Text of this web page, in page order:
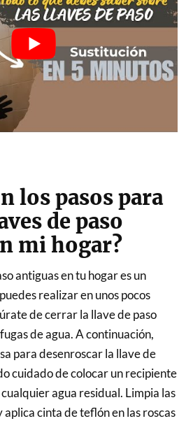
los pasos para
de paso
mi hogar?
antiguas en tu hogar es un
realizar en unos pocos
de cerrar la llave de paso
de agua. A continuación,
para desenroscar la llave de
cuidado de colocar un recipiente
agua residual. Limpia las
cinta de teflón en las roscas